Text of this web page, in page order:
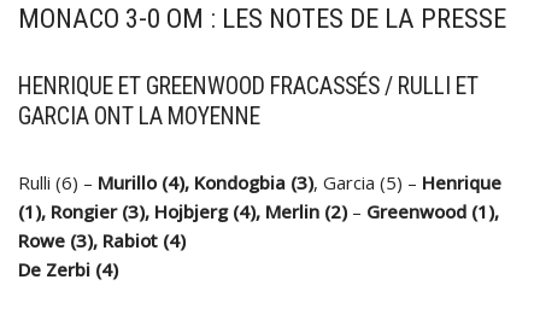
MONACO 3-0 OM : LES NOTES DE LA PRESSE
HENRIQUE ET GREENWOOD FRACASSÉS / RULLI ET
GARCIA ONT LA MOYENNE
Rulli (6) – Murillo (4), Kondogbia (3), Garcia (5) – Henrique
(1), Rongier (3), Hojbjerg (4), Merlin (2) – Greenwood (1),
Rowe (3), Rabiot (4)
De Zerbi (4)